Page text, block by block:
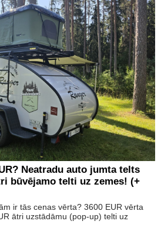
Neatradu auto jumta telts
būvējamo telti uz zemes! (+
ir tās cenas vērta? 3600 EUR vērta
ātri uzstādāmu (pop-up) telti uz